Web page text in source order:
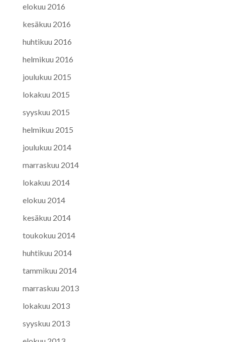
elokuu 2016
kesäkuu 2016
huhtikuu 2016
helmikuu 2016
joulukuu 2015
lokakuu 2015
syyskuu 2015
helmikuu 2015
joulukuu 2014
marraskuu 2014
lokakuu 2014
elokuu 2014
kesäkuu 2014
toukokuu 2014
huhtikuu 2014
tammikuu 2014
marraskuu 2013
lokakuu 2013
syyskuu 2013